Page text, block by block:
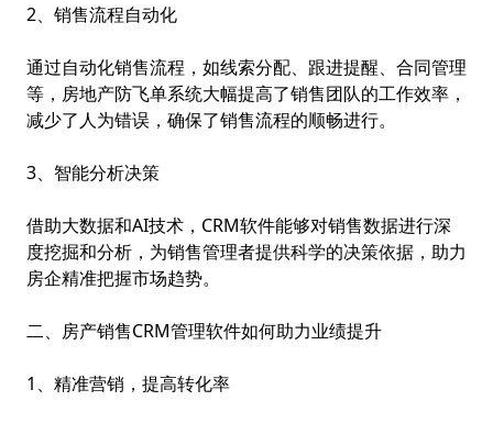
2、销售流程自动化
通过自动化销售流程，如线索分配、跟进提醒、合同管理
等， 房地产防飞单系统大幅提高了销售团队的工作效率，
减少了人为错误，确保了销售流程的顺畅进行。
3、智能分析决策
借助大数据和AI技术，CRM软件能够对销售数据进行深
度挖掘和分析，为销售管理者提供科学的决策依据，助力
房企精准把握市场趋势。
二、房产销售CRM管理软件如何助力业绩提升
1、精准营销，提高转化率